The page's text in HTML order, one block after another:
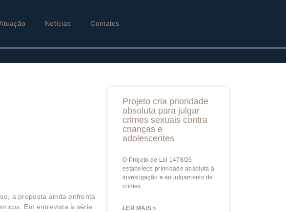
Notícias Contatos
a proposta ainda enfrenta
Em entrevista à série
Projeto cria prioridade
absoluta para julgar
crimes sexuais contra
crianças e
adolescentes
O Projeto de Lei 1478/26
estabelece prioridade absoluta à
investigação e ao julgamento de
crimes
LER MAIS »